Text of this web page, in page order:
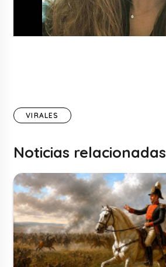
VIRALES
Noticias relacionadas